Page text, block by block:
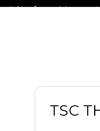
Fraktfritt på stora delar av
TSC